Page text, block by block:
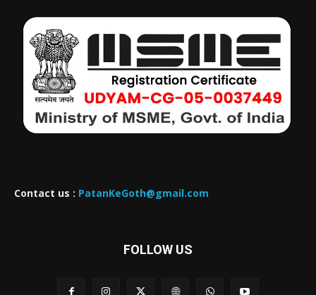
Contact us : PatanKeGoth@gmail.com
FOLLOW US